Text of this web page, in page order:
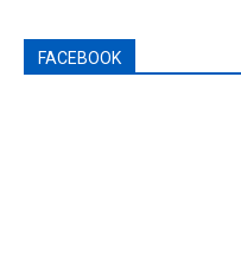
FACEBOOK